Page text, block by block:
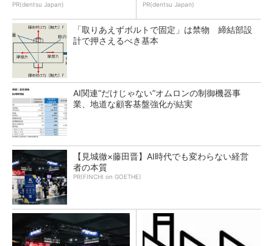
PR(dentsu Japan) PR(dentsu Japan)
「取りあえずボルトで固定」は禁物 締結部設
計で押さえるべき基本
AI関連“だけじゃない”オムロンの制御機器事
業、地道な顧客基盤強化が結実
【見城徹×藤田晋】AI時代でも変わらない経営
者の本質
PR(FINCHI on GOETHE)